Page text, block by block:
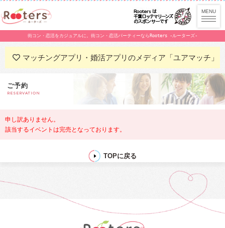
街コン・恋活をカジュアルに。街コン・恋活パーティーならRooters -ルーターズ-
マッチングアプリ・婚活アプリのメディア「ユアマッチ」
ご予約
RESERVATION
申し訳ありません。
該当するイベントは完売となっております。
TOPに戻る